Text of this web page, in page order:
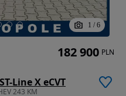
1 / 6
Line X eCVT
243 KM
182 900 PLN